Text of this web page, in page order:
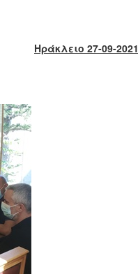
Ηράκλειο 27-09-2021